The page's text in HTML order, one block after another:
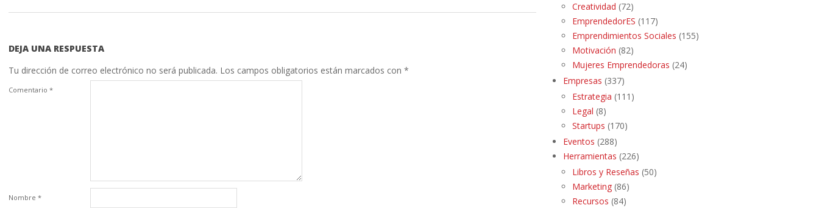
DEJA UNA RESPUESTA
Tu dirección de correo electrónico no será publicada. Los campos obligatorios están marcados con *
Comentario *
Nombre *
Creatividad (72)
EmprendedorES (117)
Emprendimientos Sociales (155)
Motivación (82)
Mujeres Emprendedoras (24)
Empresas (337)
Estrategia (111)
Legal (8)
Startups (170)
Eventos (288)
Herramientas (226)
Libros y Reseñas (50)
Marketing (86)
Recursos (84)